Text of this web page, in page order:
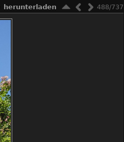
488/737
herunterladen